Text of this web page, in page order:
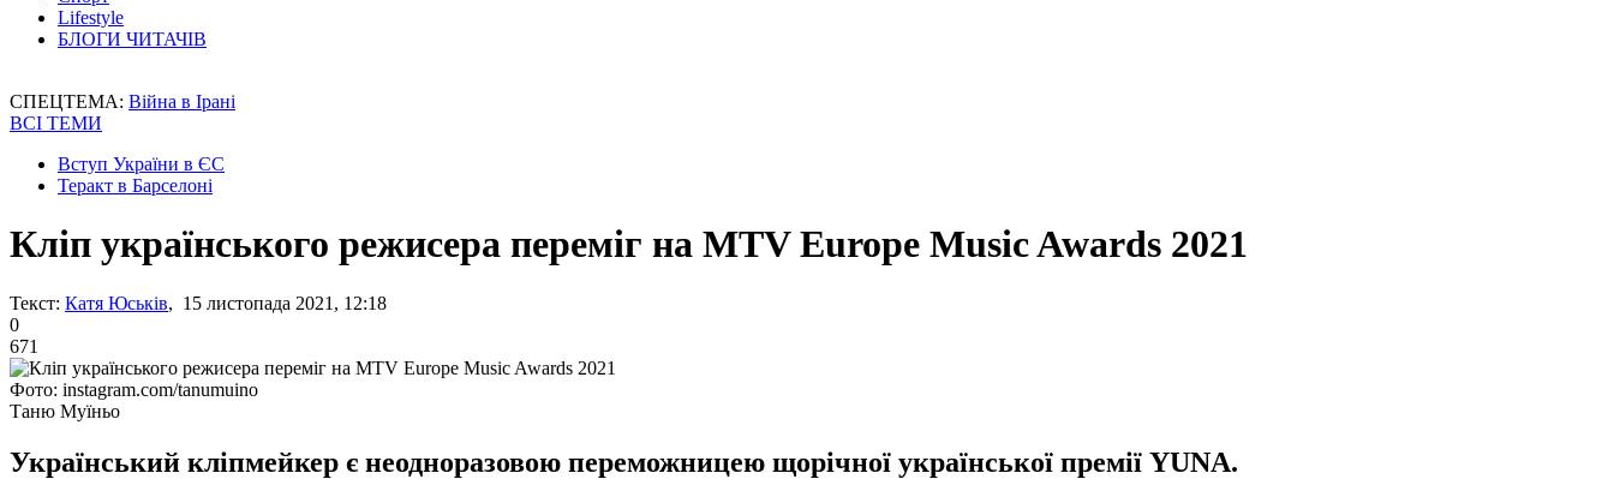
Lifestyle
БЛОГИ ЧИТАЧІВ
СПЕЦТЕМА: Війна в Ірані
ВСІ ТЕМИ
Вступ України в ЄС
Теракт в Барселоні
Кліп українського режисера переміг на MTV Europe Music Awards 2021
Текст: Катя Юськів, 15 листопада 2021, 12:18
0
671
Фото: instagram.com/tanumuino
Таню Муїньо
Український кліпмейкер є неодноразовою переможницею щорічної української премії YUNA.